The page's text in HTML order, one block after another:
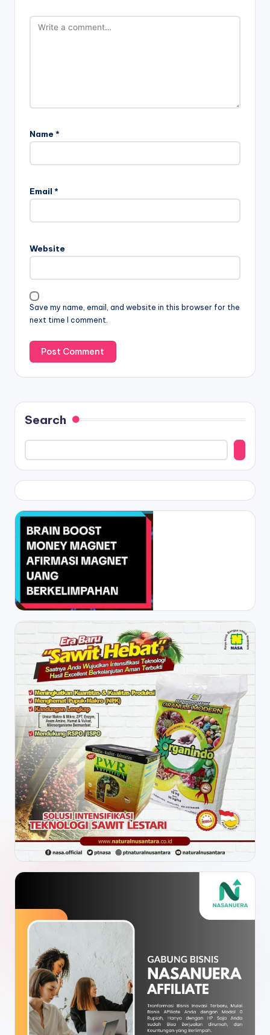
Name *
Email *
Website
Save my name, email, and website in this browser for the
next time I comment.
Search